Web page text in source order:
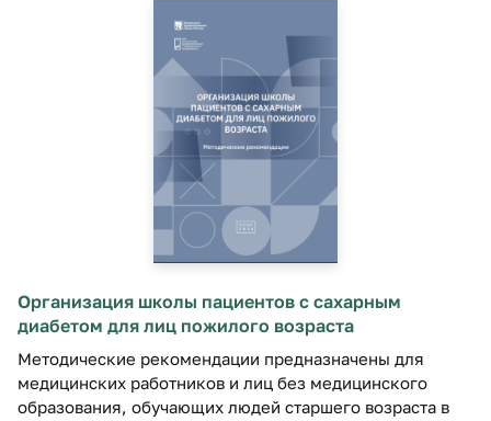
Организация школы пациентов с сахарным
диабетом для лиц пожилого возраста
Методические рекомендации предназначены для
медицинских работников и лиц без медицинского
образования, обучающих людей старшего возраста в